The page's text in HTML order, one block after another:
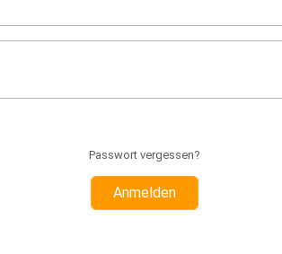
Passwort vergessen?
Anmelden